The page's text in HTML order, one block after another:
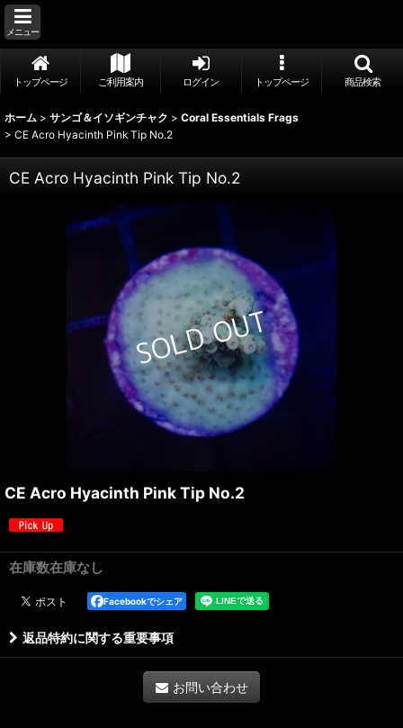
メニュー
トップページ ご利用案内 ログイン トップページ 商品検索
ホーム > サンゴ＆イソギンチャク > Coral Essentials Frags
> CE Acro Hyacinth Pink Tip No.2
CE Acro Hyacinth Pink Tip No.2
CE Acro Hyacinth Pink Tip No.2
在庫数在庫なし
Facebookでシェア
返品特約に関する重要事項
お問い合わせ